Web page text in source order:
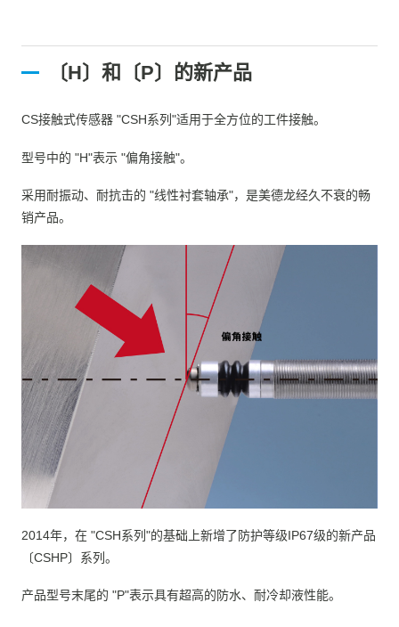
〔H〕和〔P〕的新产品
CS接触式传感器 "CSH系列"适用于全方位的工件接触。
型号中的 "H"表示 "偏角接触"。
采用耐振动、耐抗击的 "线性衬套轴承"，是美德龙经久不衰的畅
销产品。
2014年，在 "CSH系列"的基础上新增了防护等级IP67级的新产品
〔CSHP〕系列。
产品型号末尾的 "P"表示具有超高的防水、耐冷却液性能。